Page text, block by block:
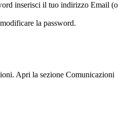
inserisci il tuo indirizzo Email (o
la password.
Apri la sezione Comunicazioni